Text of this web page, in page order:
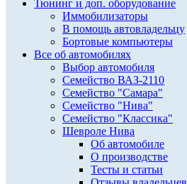
Тюнинг и доп. оборудование
Иммобилизаторы
В помощь автовладельцу
Бортовые компьютеры
Все об автомобилях
Выбор автомобиля
Семейство ВАЗ-2110
Семейство "Самара"
Семейство "Нива"
Семейство "Классика"
Шевроле Нива
Об автомобиле
О производстве
Тесты и статьи